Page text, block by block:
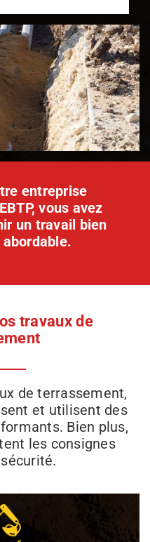
entreprise
vous avez
un travail bien
travaux de
de terrassement,
et utilisent des
Bien plus,
les consignes